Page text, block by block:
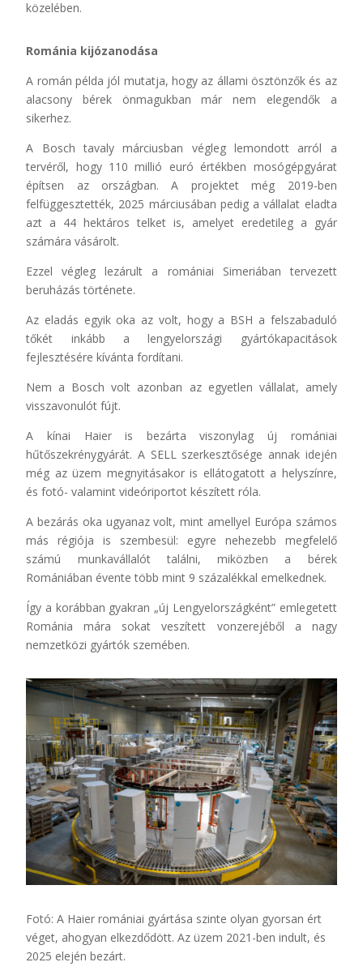
közelében.
Románia kijózanodása
A román példa jól mutatja, hogy az állami ösztönzők és az
alacsony bérek önmagukban már nem elegendők a
sikerhez.
A Bosch tavaly márciusban végleg lemondott arról a
tervéről, hogy 110 millió euró értékben mosógépgyárat
építsen az országban. A projektet még 2019-ben
felfüggesztették, 2025 márciusában pedig a vállalat eladta
azt a 44 hektáros telket is, amelyet eredetileg a gyár
számára vásárolt.
Ezzel végleg lezárult a romániai Simeriában tervezett
beruházás története.
Az eladás egyik oka az volt, hogy a BSH a felszabaduló
tőkét inkább a lengyelországi gyártókapacitások
fejlesztésére kívánta fordítani.
Nem a Bosch volt azonban az egyetlen vállalat, amely
visszavonulót fújt.
A kínai Haier is bezárta viszonylag új romániai
hűtőszekrénygyárát. A SELL szerkesztősége annak idején
még az üzem megnyitásakor is ellátogatott a helyszínre,
és fotó- valamint videóriportot készített róla.
A bezárás oka ugyanaz volt, mint amellyel Európa számos
más régiója is szembesül: egyre nehezebb megfelelő
számú munkavállalót találni, miközben a bérek
Romániában évente több mint 9 százalékkal emelkednek.
Így a korábban gyakran „új Lengyelországként” emlegetett
Románia mára sokat veszített vonzerejéből a nagy
nemzetközi gyártók szemében.
Fotó: A Haier romániai gyártása szinte olyan gyorsan ért
véget, ahogyan elkezdődött. Az üzem 2021-ben indult, és
2025 elején bezárt.